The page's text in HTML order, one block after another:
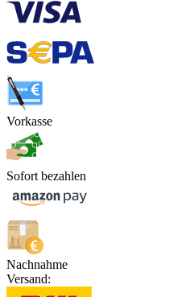
Vorkasse
Sofort bezahlen
Nachnahme
Versand: